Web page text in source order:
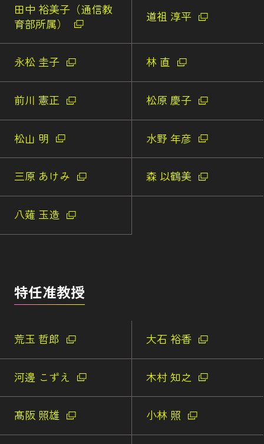
田中 裕美子（通信教
育部所属）
道祖 淳平
永松 圭子 林 直
前川 憲正 松原 慶子
松山 明 水野 年彦
三原 あけみ 森 以鶴美
八薙 玉造
特任准教授
荒玉 哲郎 大石 裕香
河邊 こずえ 木村 知之
髙阪 照雄 小林 照